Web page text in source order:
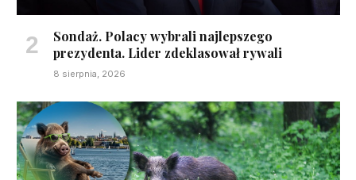
Sondaż. Polacy wybrali najlepszego
prezydenta. Lider zdeklasował rywali
8 sierpnia, 2026